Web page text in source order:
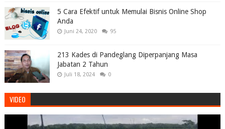
5 Cara Efektif untuk Memulai Bisnis Online Shop
Anda
Juni 24, 2020 95
213 Kades di Pandeglang Diperpanjang Masa
Jabatan 2 Tahun
Juli 18, 2024 0
VIDEO